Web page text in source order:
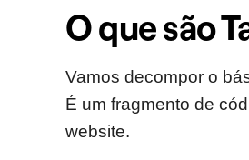
O que são
Vamos decompor o
É um fragmento de
website.